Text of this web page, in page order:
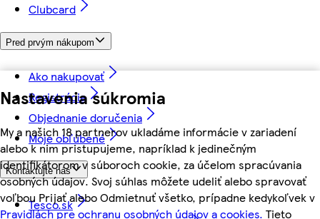
Nastavenia súkromia
My a našich 18 partnerov ukladáme informácie v zariadení
alebo k nim pristupujeme, napríklad k jedinečným
identifikátorom v súboroch cookie, za účelom spracúvania
osobných údajov. Svoj súhlas môžete udeliť alebo spravovať
voľbou Prijať alebo Odmietnuť všetko, prípadne kedykoľvek v
Pravidlách pre ochranu osobných údajov a cookies. Tieto
Clubcard
Pred prvým nákupom
Ako nakupovať
Registrácia
Objednanie doručenia
Moje obľúbené
Kontaktujte nás
Tesco.sk